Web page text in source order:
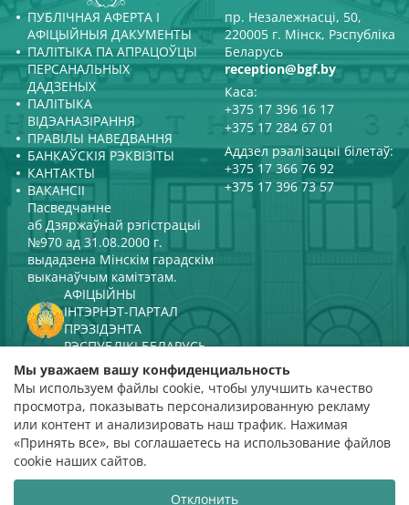
ПУБЛІЧНАЯ АФЕРТА І
АФІЦЫЙНЫЯ ДАКУМЕНТЫ
ПАЛІТЫКА ПА АПРАЦОЎЦЫ
ПЕРСАНАЛЬНЫХ
ДАДЗЕНЫХ
ПАЛІТЫКА
ВІДЭАНАЗІРАННЯ
ПРАВІЛЫ НАВЕДВАННЯ
БАНКАЎСКІЯ РЭКВІЗІТЫ
КАНТАКТЫ
ВАКАНСІІ
пр. Незалежнасці, 50,
220005 г. Мінск, Рэспубліка
Беларусь
reception@bgf.by
Каса:
+375 17 396 16 17
+375 17 284 67 01
Аддзел рэалізацыі білетаў:
+375 17 366 76 92
+375 17 396 73 57
Пасведчанне
аб Дзяржаўнай рэгістрацыі
№970 ад 31.08.2000 г.
выдадзена Мінскім гарадскім
выканаўчым камітэтам.
АФІЦЫЙНЫ
ІНТЭРНЭТ-ПАРТАЛ
ПРЭЗІДЭНТА
РЭСПУБЛІКІ БЕЛАРУСЬ
МІНІСТЭРСТВА КУЛЬТУРЫ
РЭСПУБЛІКІ БЕЛАРУСЬ
ПАРТАЛ
РЭЙТЫНГАВАЙ АЦЭНКІ
адзнака 4,9
на падставе 112 водгукаў
Мы уважаем вашу конфиденциальность
Мы используем файлы cookie, чтобы улучшить качество
просмотра, показывать персонализированную рекламу
или контент и анализировать наш трафик. Нажимая
«Принять все», вы соглашаетесь на использование файлов
cookie наших сайтов.
Отклонить